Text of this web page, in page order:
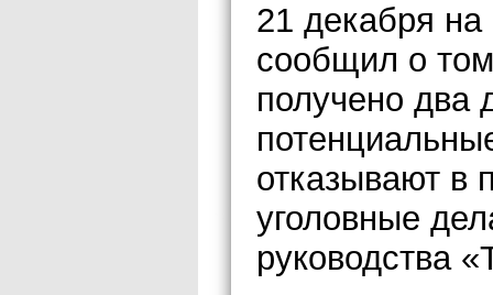
21 декабря
сообщил о
получено два
отказывают в
уголовные
руководства